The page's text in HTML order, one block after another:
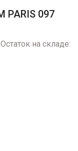
PARIS 097
Остаток на складе: